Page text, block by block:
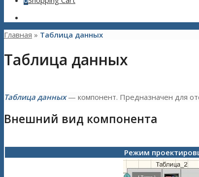
Главная » Таблица данных
Таблица данных
Таблица данных — компонент. Предназначен для
Внешний вид компонента
Режим